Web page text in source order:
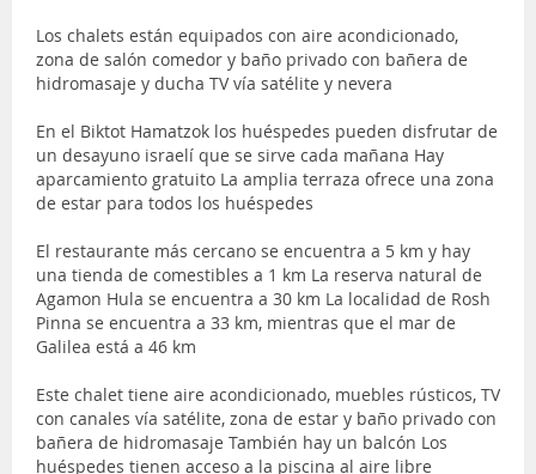
Los chalets están equipados con aire acondicionado,
zona de salón comedor y baño privado con bañera de
hidromasaje y ducha TV vía satélite y nevera
En el Biktot Hamatzok los huéspedes pueden disfrutar de
un desayuno israelí que se sirve cada mañana Hay
aparcamiento gratuito La amplia terraza ofrece una zona
de estar para todos los huéspedes
El restaurante más cercano se encuentra a 5 km y hay
una tienda de comestibles a 1 km La reserva natural de
Agamon Hula se encuentra a 30 km La localidad de Rosh
Pinna se encuentra a 33 km, mientras que el mar de
Galilea está a 46 km
Este chalet tiene aire acondicionado, muebles rústicos, TV
con canales vía satélite, zona de estar y baño privado con
bañera de hidromasaje También hay un balcón Los
huéspedes tienen acceso a la piscina al aire libre